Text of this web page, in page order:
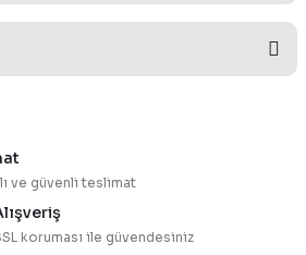
Yorum Yaz
noktaları öneri formunu
teşekkür ederiz.
bozuk veya görüntülenemiyor.
ve güvenli teslimat
koruması ile güvendesiniz